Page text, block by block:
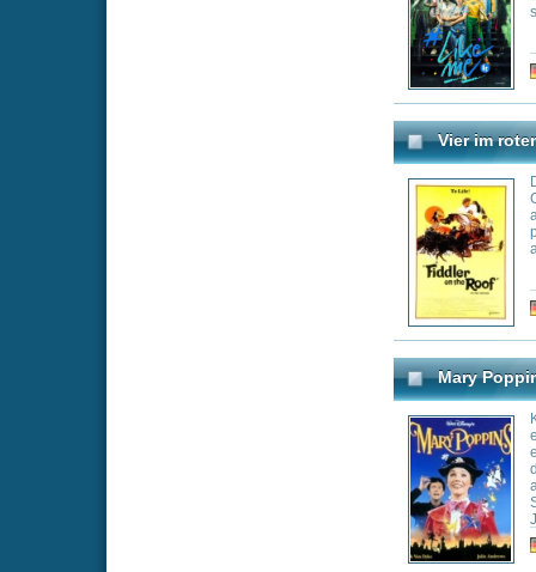
Mary Poppins
Kind sein ist
einer Mutter, die
die Straße geht.
Stelle. Mit einem
Jane und
mit auf die
Poppins nur
Banks mit
den Park geht,
Groß und Klein
herrlicher
Genre:
A dance musical
segments of
culture world,
the downtown
Genre:
Eine Frau ist eine Frau
Die Ehe von
Spannungen,
normale Ehe,
Kontrast
und dem Mann,
Wobei diese
denn